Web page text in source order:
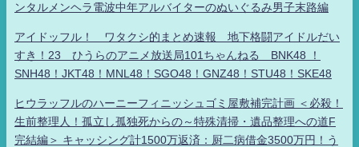
ンタルメンヘラ電波中年アルバイターのぬいぐるみ男子末路編
アイドッフル！ ワタクシ的まとめ速報 地下格闘アイドルだい
すき！23 ひうらのアニメ放送局101ちゃんねる BNK48 ！
SNH48！JKT48！MNL48！SGO48！GNZ48！STU48！SKE48
ヒウラッフルのハーニーフィニッシュゴミ屋敷補完計画 ＜必殺！
生前整理人！孤立し孤独死からの～特殊清掃・遺品整理への道F
完結編＞ キャッシング計1500万返済：厨二病借金3500万円！う